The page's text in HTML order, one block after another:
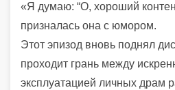
«Я думаю: “О, хороший
призналась она с юмором.
Этот эпизод вновь поднял
проходит грань между
эксплуатацией личных драм